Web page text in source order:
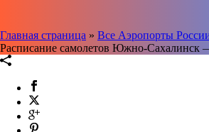
Главная страница » Все Аэропорты
Расписание самолетов Южно-Сахалинск